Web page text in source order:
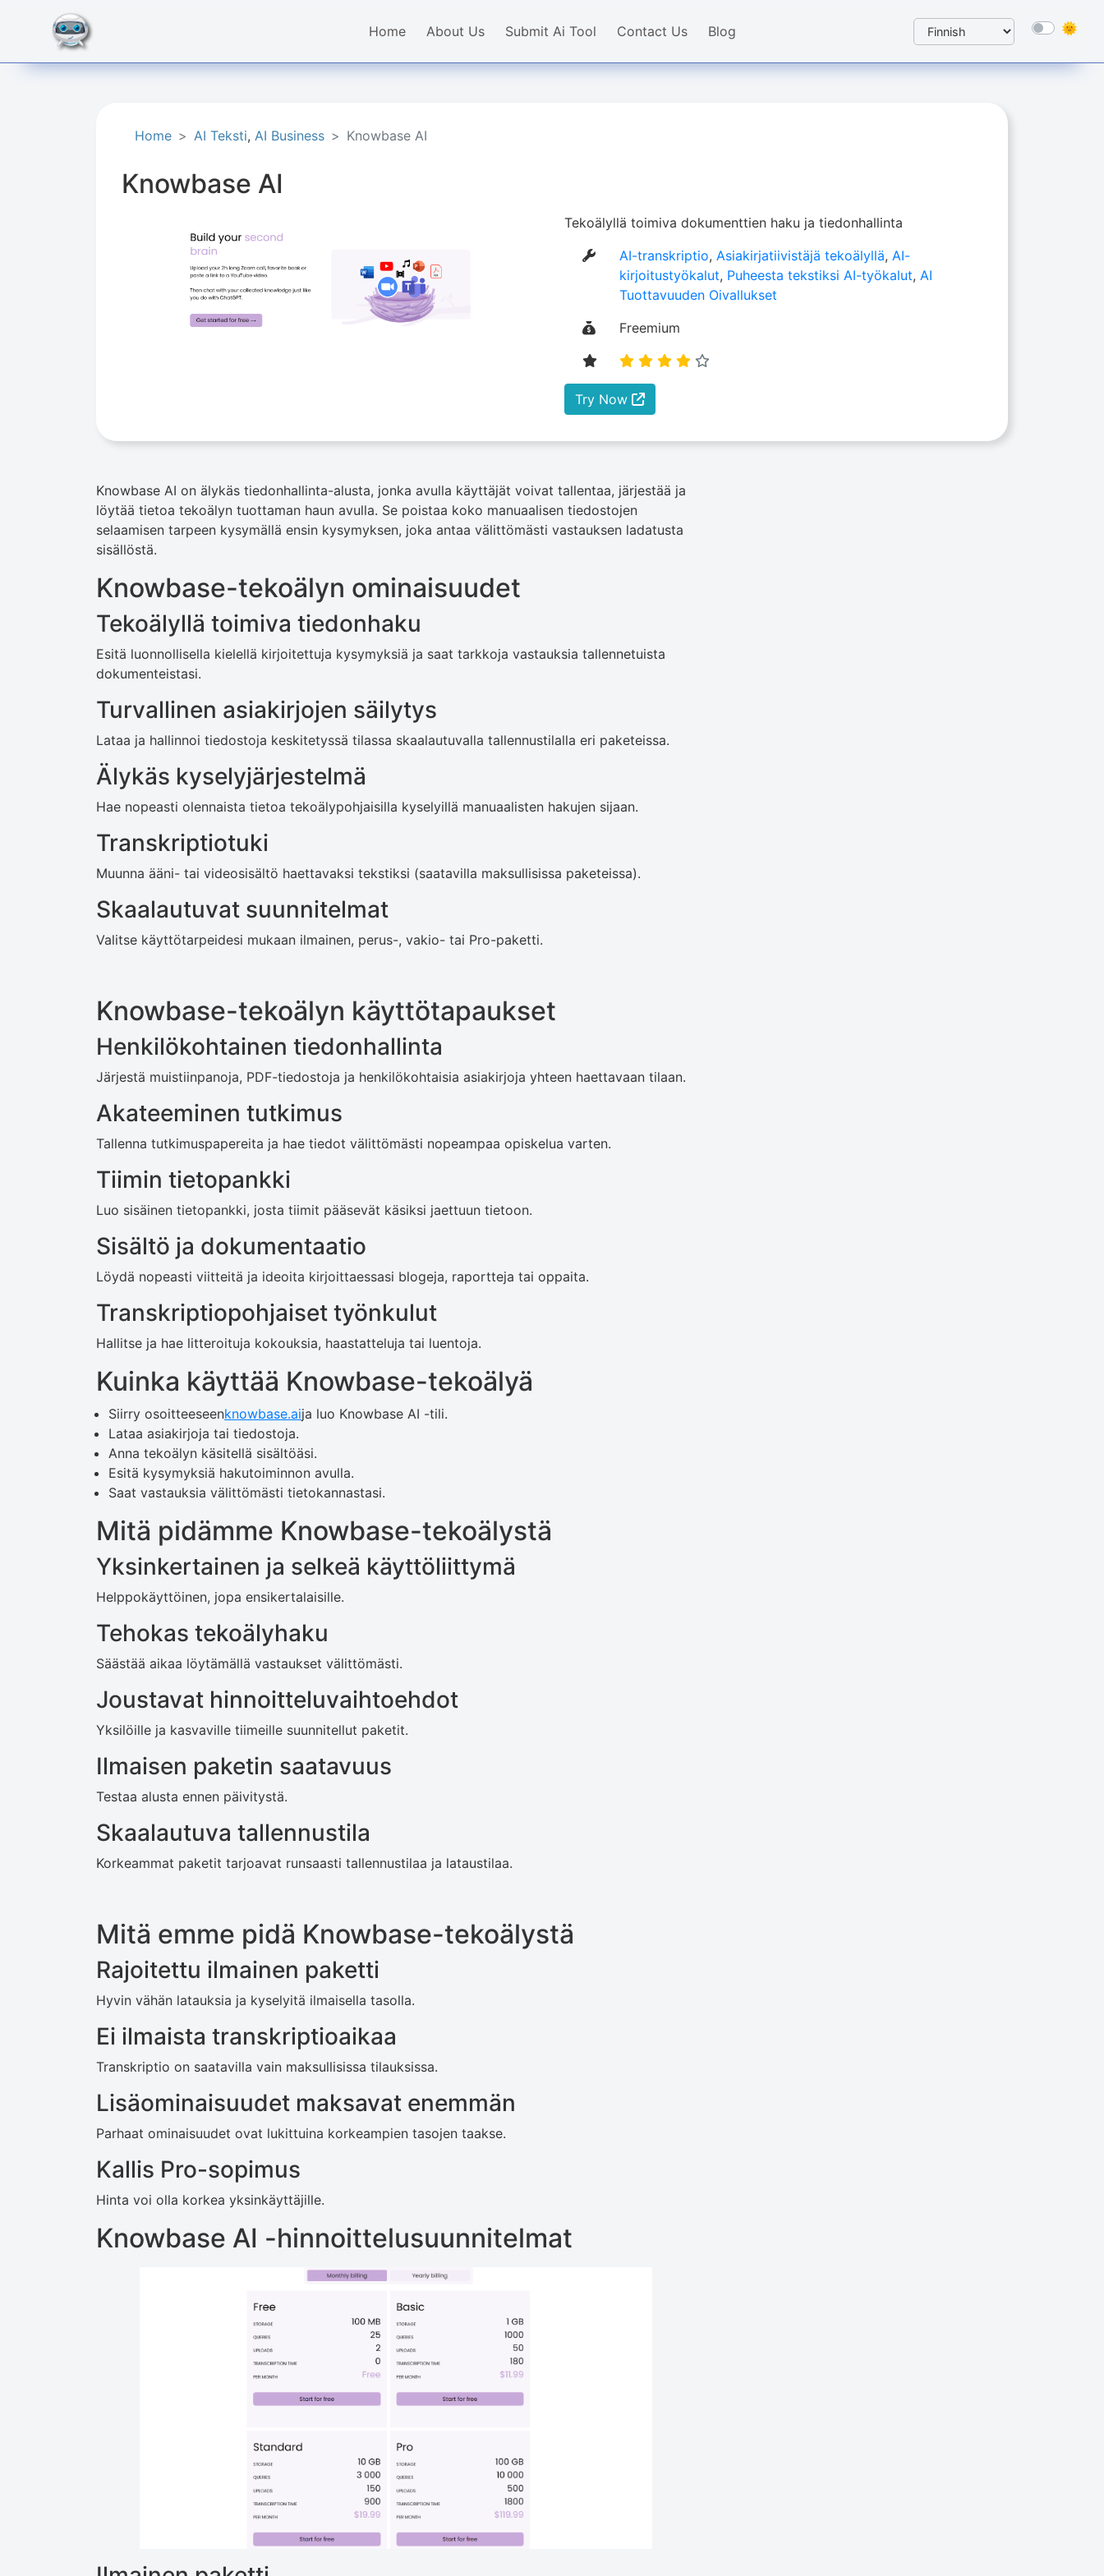
Home About Us Submit Ai Tool Contact Us Blog
Home AI Teksti, AI Business Knowbase AI
Knowbase AI
Tekoälyllä toimiva dokumenttien haku ja tiedonhallinta
AI-transkriptio,Asiakirjatiivistäjä tekoälyllä,AI-
kirjoitustyökalut, Puheesta tekstiksi AI-työkalut,AI
Tuottavuuden Oivallukset
Freemium
Try Now
Knowbase AI on älykäs tiedonhallinta-alusta, jonka avulla käyttäjät voivat tallentaa, järjestää ja
löytää tietoa tekoälyn tuottaman haun avulla. Se poistaa koko manuaalisen tiedostojen
selaamisen tarpeen kysymällä ensin kysymyksen, joka antaa välittömästi vastauksen ladatusta
sisällöstä.
Knowbase-tekoälyn ominaisuudet
Tekoälyllä toimiva tiedonhaku
Esitä luonnollisella kielellä kirjoitettuja kysymyksiä ja saat tarkkoja vastauksia tallennetuista
dokumenteistasi.
Turvallinen asiakirjojen säilytys
Lataa ja hallinnoi tiedostoja keskitetyssä tilassa skaalautuvalla tallennustilalla eri paketeissa.
Älykäs kyselyjärjestelmä
Hae nopeasti olennaista tietoa tekoälypohjaisilla kyselyillä manuaalisten hakujen sijaan.
Transkriptiotuki
Muunna ääni- tai videosisältö haettavaksi tekstiksi (saatavilla maksullisissa paketeissa).
Skaalautuvat suunnitelmat
Valitse käyttötarpeidesi mukaan ilmainen, perus-, vakio- tai Pro-paketti.
Knowbase-tekoälyn käyttötapaukset
Henkilökohtainen tiedonhallinta
Järjestä muistiinpanoja, PDF-tiedostoja ja henkilökohtaisia ​​asiakirjoja yhteen haettavaan tilaan.
Akateeminen tutkimus
Tallenna tutkimuspapereita ja hae tiedot välittömästi nopeampaa opiskelua varten.
Tiimin tietopankki
Luo sisäinen tietopankki, josta tiimit pääsevät käsiksi jaettuun tietoon.
Sisältö ja dokumentaatio
Löydä nopeasti viitteitä ja ideoita kirjoittaessasi blogeja, raportteja tai oppaita.
Transkriptiopohjaiset työnkulut
Hallitse ja hae litteroituja kokouksia, haastatteluja tai luentoja.
Kuinka käyttää Knowbase-tekoälyä
Siirry osoitteeseenknowbase.aija luo Knowbase AI -tili.
Lataa asiakirjoja tai tiedostoja.
Anna tekoälyn käsitellä sisältöäsi.
Esitä kysymyksiä hakutoiminnon avulla.
Saat vastauksia välittömästi tietokannastasi.
Mitä pidämme Knowbase-tekoälystä
Yksinkertainen ja selkeä käyttöliittymä
Helppokäyttöinen, jopa ensikertalaisille.
Tehokas tekoälyhaku
Säästää aikaa löytämällä vastaukset välittömästi.
Joustavat hinnoitteluvaihtoehdot
Yksilöille ja kasvaville tiimeille suunnitellut paketit.
Ilmaisen paketin saatavuus
Testaa alusta ennen päivitystä.
Skaalautuva tallennustila
Korkeammat paketit tarjoavat runsaasti tallennustilaa ja lataustilaa.
Mitä emme pidä Knowbase-tekoälystä
Rajoitettu ilmainen paketti
Hyvin vähän latauksia ja kyselyitä ilmaisella tasolla.
Ei ilmaista transkriptioaikaa
Transkriptio on saatavilla vain maksullisissa tilauksissa.
Lisäominaisuudet maksavat enemmän
Parhaat ominaisuudet ovat lukittuina korkeampien tasojen taakse.
Kallis Pro-sopimus
Hinta voi olla korkea yksinkäyttäjille.
Knowbase AI -hinnoittelusuunnitelmat